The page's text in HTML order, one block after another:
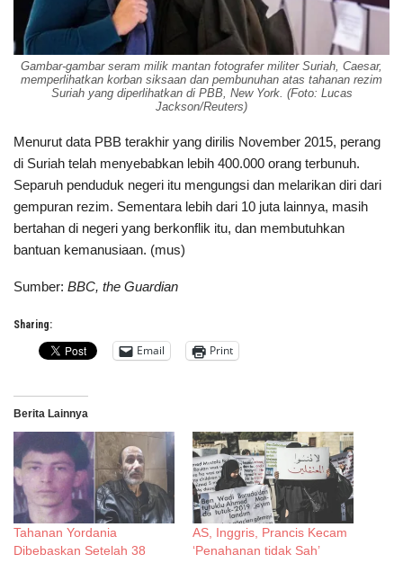
Gambar-gambar seram milik mantan fotografer militer Suriah, Caesar,
memperlihatkan korban siksaan dan pembunuhan atas tahanan rezim
Suriah yang diperlihatkan di PBB, New York. (Foto: Lucas
Jackson/Reuters)
Menurut data PBB terakhir yang dirilis November 2015, perang
di Suriah telah menyebabkan lebih 400.000 orang terbunuh.
Separuh penduduk negeri itu mengungsi dan melarikan diri dari
gempuran rezim. Sementara lebih dari 10 juta lainnya, masih
bertahan di negeri yang berkonflik itu, dan membutuhkan
bantuan kemanusiaan. (mus)
Sumber: BBC, the Guardian
Sharing:
Email Print
Berita Lainnya
Tahanan Yordania
Dibebaskan Setelah 38
AS, Inggris, Prancis Kecam
‘Penahanan tidak Sah’